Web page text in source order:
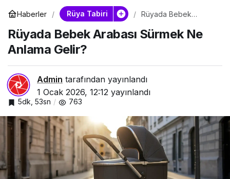
Haberler Rüya Tabiri
Rüyada Bebek
Anlama Gelir?
Rüyada Bebek Arabası Sürmek Ne
Anlama Gelir?
Admin tarafından yayınlandı
1 Ocak 2026, 12:12 yayınlandı
5dk, 53sn 763